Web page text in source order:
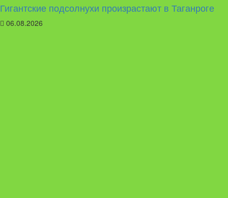
Гигантские подсолнухи произрастают в Таганроге
06.08.2026